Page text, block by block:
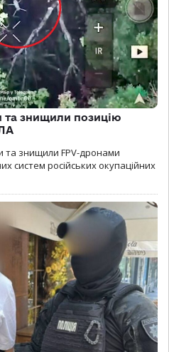
та знищили позицію
та знищили FPV-дронами
систем російських окупаційних